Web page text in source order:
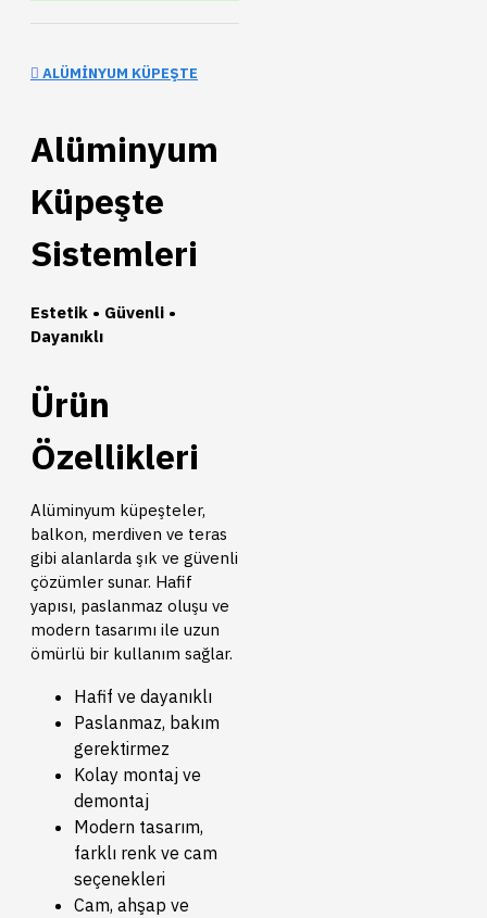
ALÜMINYUM KÜPEŞTE
Alüminyum
Küpeşte
Sistemleri
Estetik • Güvenli •
Dayanıklı
Ürün
Özellikleri
Alüminyum küpeşteler,
balkon, merdiven ve teras
gibi alanlarda şık ve güvenli
çözümler sunar. Hafif
yapısı, paslanmaz oluşu ve
modern tasarımı ile uzun
ömürlü bir kullanım sağlar.
Hafif ve dayanıklı
Paslanmaz, bakım
gerektirmez
Kolay montaj ve
demontaj
Modern tasarım,
farklı renk ve cam
seçenekleri
Cam, ahşap ve